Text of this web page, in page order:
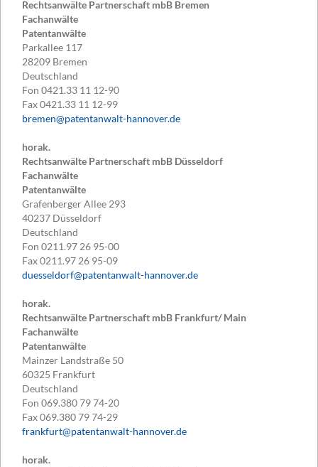
Rechtsanwälte Partnerschaft mbB Bremen
Fachanwälte
Patentanwälte
Parkallee 117
28209 Bremen
Deutschland
Fon 0421.33 11 12-90
Fax0421.33 11 12-99
bremen@patentanwalt-hannover.de
horak.
Rechtsanwälte Partnerschaft mbB Düsseldorf
Fachanwälte
Patentanwälte
Grafenberger Allee 293
40237 Düsseldorf
Deutschland
Fon 0211.97 26 95-00
Fax0211.97 26 95-09
duesseldorf@patentanwalt-hannover.de
horak.
Rechtsanwälte Partnerschaft mbB Frankfurt/ Main
Fachanwälte
Patentanwälte
Mainzer Landstraße 50
60325 Frankfurt
Deutschland
Fon 069.380 79 74-20
Fax069.380 79 74-29
frankfurt@patentanwalt-hannover.de
horak.